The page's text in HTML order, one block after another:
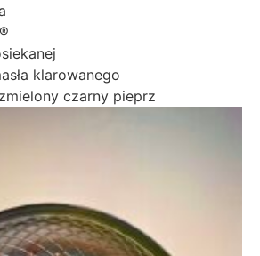
klarowanego
czarny pieprz